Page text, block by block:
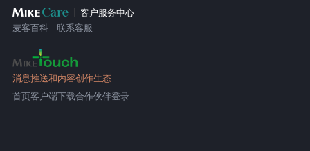
客户服务中心
麦客百科
联系客服
消息推送和内容创作生态
首页客户端下载合作伙伴登录